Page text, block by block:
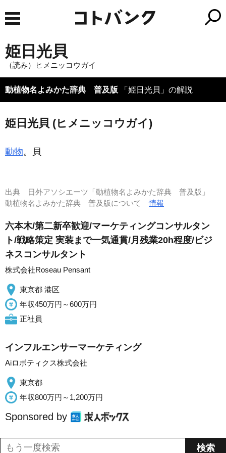
姫日光貝
（読み）ヒメニッコウガイ
動植物名よみかた辞典 普及版 「姫日光貝」の解説
姫日光貝 (ヒメニッコウガイ)
動物。貝
出典
日外アソシエーツ「動植物名よみかた辞典 普及版」
動植物名よみかた辞典 普及版について情報
六本木/第二新卒歓迎/マーケティングコンサルタン
ト/戦略策定 実装まで一気通貫/月残業20h程度/ビジ
ネスコンサルタント
株式会社Roseau Pensant
東京都 港区
年収450万円～600万円
正社員
インフルエンサーマーケティング
Aiロボティクス株式会社
東京都
年収800万円～1,200万円
Sponsored by